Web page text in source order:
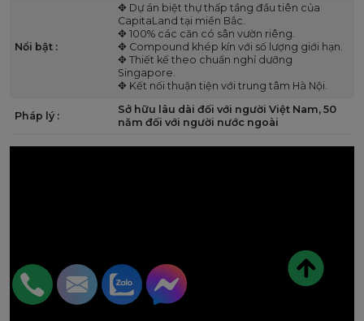
Nổi bật :
✥ Dự án biệt thự thấp tầng đầu tiên của
CapitaLand tại miền Bắc.
✥ 100% các căn có sân vườn riêng.
✥ Compound khép kín với số lượng giới hạn.
✥ Thiết kế theo chuẩn nghỉ dưỡng
Singapore.
✥ Kết nối thuận tiện với trung tâm Hà Nội.
Pháp lý :
Sở hữu lâu dài đối với người Việt Nam, 50
năm đối với người nước ngoài